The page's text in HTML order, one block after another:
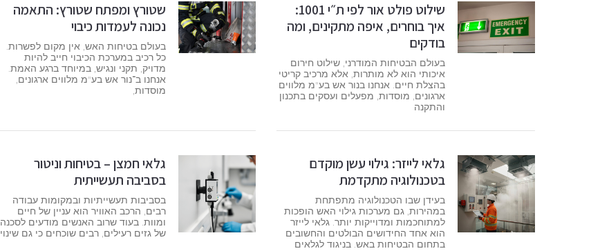
שילוט פולט אור לפי ת״י 1001:
איך בוחרים, איפה מתקינים, ומה
בודקים
בעולם הבטיחות המודרני, שילוט חירום
איכותי הוא לא מותרות, אלא מרכיב קריטי
בהצלת חיים. אנחנו בנור אש בע"מ מלווים
ארגונים, מוסדות, מפעלים ועסקים בתכנון
והתקנה
שטורץ ומפתח שטורץ: התאמה
נכונה לעמדות כיבוי
בעולם בטיחות האש, אין מקום לפשרות.
כל רכיב במערכת הכיבוי חייב להיות
מדויק, תקני ונגיש, במיוחד ברגע האמת.
אנחנו ב־נור אש בע"מ מלווים ארגונים,
מוסדות,
גלאי לייזר: גילוי עשן מוקדם
בטכנולוגיה מתקדמת
בעידן שבו הטכנולוגיה מתפתחת
במהירות, גם מערכות גילוי האש הופכות
למתוחכמות ומדוייקות יותר. גלאי לייזר
הוא אחד החידושים הבולטים והחשובים
בתחום הבטיחות באש. בניגוד לגלאים
גלאי חמצן – בטיחות וניטור
בסביבה תעשייתית
בסביבות תעשייתיות ובמקומות עבודה
רבים, הרכב האוויר הוא עניין של חיים
ומוות. בעוד שרוב האנשים מודעים לסכנה
של גזים רעילים, רבים שוכחים כי גם שינוי